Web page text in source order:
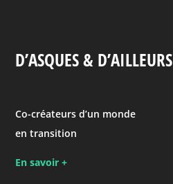
D’ASQUES & D’AILLEURS
Co-créateurs d’un monde
en transition
En savoir +